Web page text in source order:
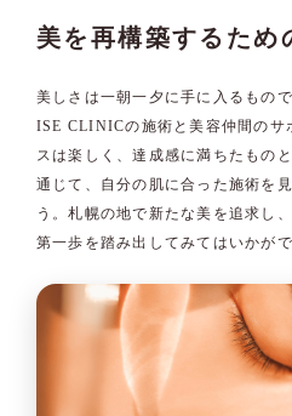
美を再構築するため
美しさは一朝一夕に手に入るもの
ISE CLINICの施術と美容仲間のサ
スは楽しく、達成感に満ちたもの
通じて、自分の肌に合った施術を
う。札幌の地で新たな美を追求し
第一歩を踏み出してみてはいかがで